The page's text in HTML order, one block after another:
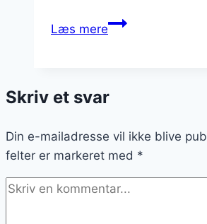
Læs mereSvensk
hurtigere
du
tror
Skriv et svar
Din e-mailadresse vil ikke blive
felter er markeret med *